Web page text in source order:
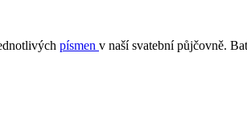
písmen v naší svatební půjčovně.